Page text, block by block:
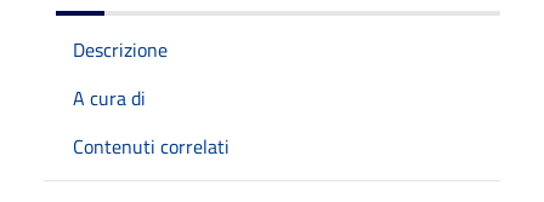
Descrizione
A cura di
Contenuti correlati